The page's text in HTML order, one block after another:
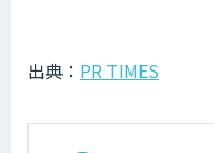
出典： PR TIMES